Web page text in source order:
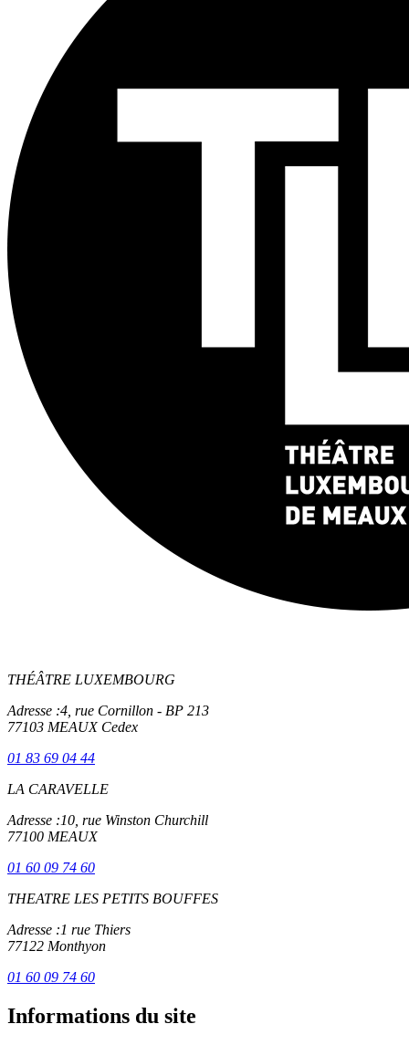
THÉÂTRE LUXEMBOURG
Adresse :4, rue Cornillon - BP 213
77103 MEAUX Cedex
01 83 69 04 44
LA CARAVELLE
Adresse :10, rue Winston Churchill
77100 MEAUX
01 60 09 74 60
THEATRE LES PETITS BOUFFES
Adresse :1 rue Thiers
77122 Monthyon
01 60 09 74 60
Informations du site